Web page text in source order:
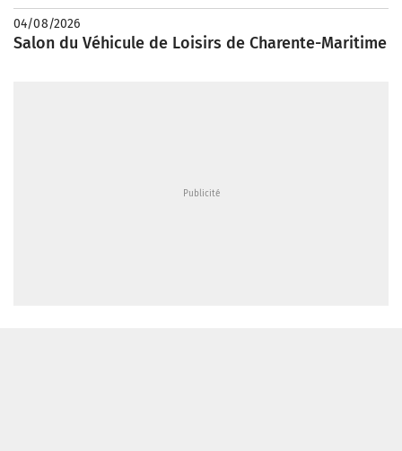
04/08/2026
Salon du Véhicule de Loisirs de Charente-Maritime